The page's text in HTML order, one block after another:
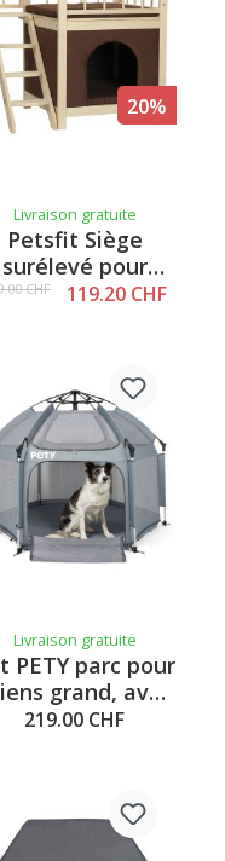
20%
Livraison gratuite
Petsfit Siège
surélevé pour
et chats
CHF 119.20 CHF
Livraison gratuite
PETY parc pour
grand, avec
de sol et toit
219.00 CHF